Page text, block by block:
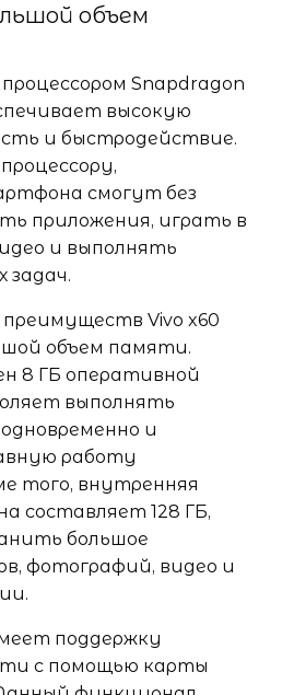
объем
Snapdragon
высокую
и быстродействие.
смогут без
приложения, играть в
и выполнять
задач.
Vivo x60
объем памяти.
8 ГБ оперативной
выполнять
и
работу
того, внутренняя
составляет 128 ГБ,
большое
фотографий, видео и
поддержку
с помощью карты